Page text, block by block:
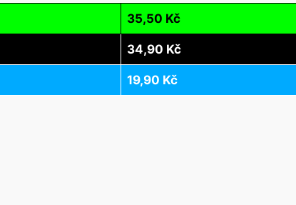
35,50 Kč
34,90 Kč
19,90 Kč